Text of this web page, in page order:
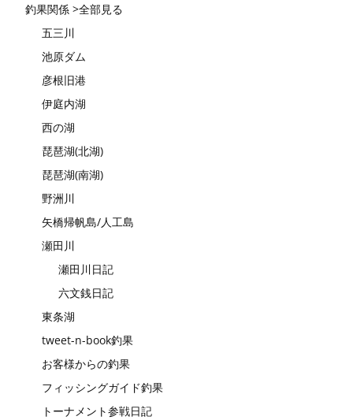
釣果関係 >全部見る
五三川
池原ダム
彦根旧港
伊庭内湖
西の湖
琵琶湖(北湖)
琵琶湖(南湖)
野洲川
矢橋帰帆島/人工島
瀬田川
瀬田川日記
六文銭日記
東条湖
tweet-n-book釣果
お客様からの釣果
フィッシングガイド釣果
トーナメント参戦日記